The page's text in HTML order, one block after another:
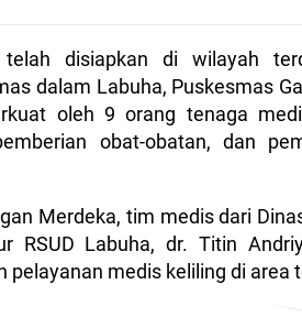
disiapkan di wilayah
dalam Labuha, Puskesmas
oleh 9 orang tenaga
obat-obatan, dan
Merdeka, tim medis dari
RSUD Labuha, dr. Titin
medis keliling di area